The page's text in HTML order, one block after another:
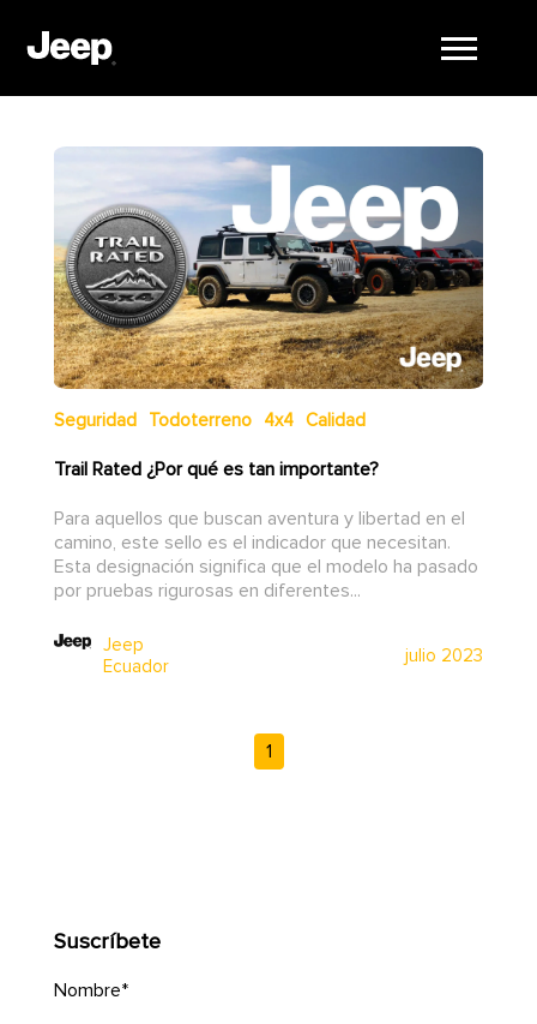
Seguridad Todoterreno 4x4 Calidad
Trail Rated ¿Por qué es tan importante?
Para aquellos que buscan aventura y libertad en el
camino, este sello es el indicador que necesitan.
Esta designación significa que el modelo ha pasado
por pruebas rigurosas en diferentes...
Jeep
Ecuador
julio 2023
1
Suscríbete
Nombre*